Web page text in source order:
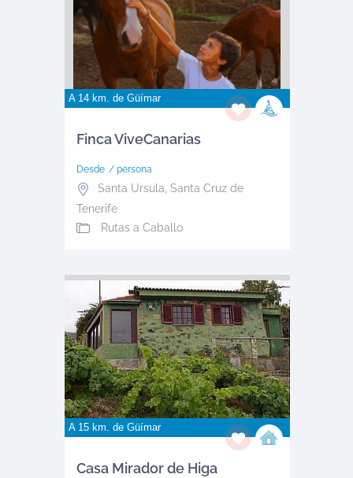
A 14 km. de Güímar
Finca ViveCanarias
Desde / persona
Santa Ursula, Santa Cruz de
Tenerife
Rutas a Caballo
A 15 km. de Güímar
Casa Mirador de Higa